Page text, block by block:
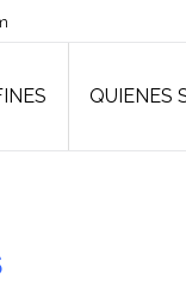
QUIENES